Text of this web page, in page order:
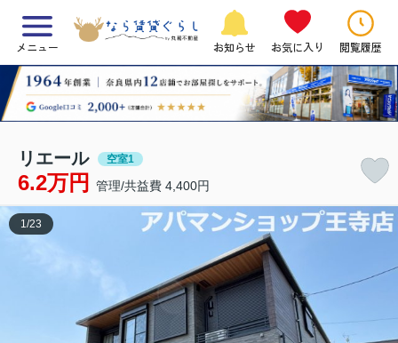
メニュー お知らせ お気に入り 閲覧履歴
リエール 空室1
6.2万円 管理/共益費 4,400円
1/23